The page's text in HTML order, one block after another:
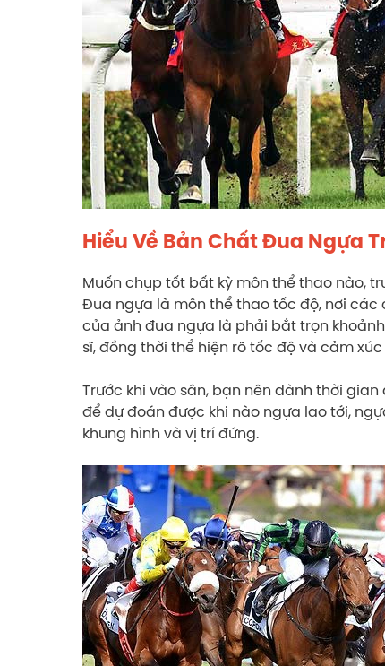
Hiểu Về Bản Chất Đua Ngựa
Muốn chụp tốt bất kỳ môn thể thao nào,
Đua ngựa là môn thể thao tốc độ, nơi
của ảnh đua ngựa là phải bắt trọn
sĩ, đồng thời thể hiện rõ tốc độ và cảm
Trước khi vào sân, bạn nên dành thời
để dự đoán được khi nào ngựa lao tới,
khung hình và vị trí đứng.